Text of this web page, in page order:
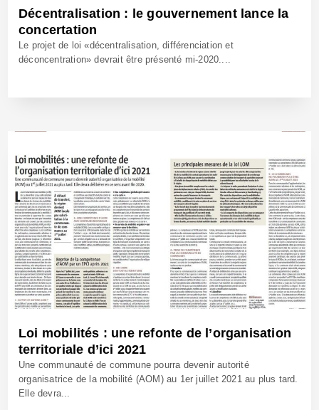
Décentralisation : le gouvernement lance la
concertation
Le projet de loi «décentralisation, différenciation et
déconcentration» devrait être présenté mi-2020....
Loi mobilités : une refonte de l’organisation
territoriale d’ici 2021
Une communauté de commune pourra devenir autorité
organisatrice de la mobilité (AOM) au 1er juillet 2021 au plus tard.
Elle devra...